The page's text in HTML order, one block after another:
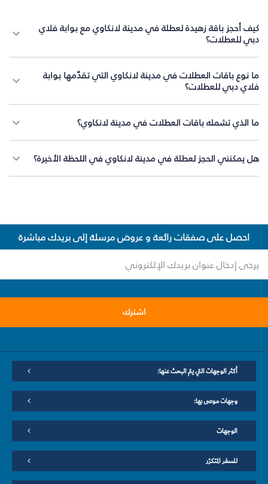
كيف أحجز باقة زهيدة لعطلة في مدينة لانكاوي مع بوابة فلاي
دبي للعطلات؟
ما نوع باقات العطلات في مدينة لانكاوي التي تقدّمها بوابة
فلاي دبي للعطلات؟
ما الذي تشمله باقات العطلات في مدينة لانكاوي؟
هل يمكنني الحجز لعطلة في مدينة لانكاوي في اللحظة الأخيرة؟
احصل على صفقات رائعة و عروض مرسلة إلى بريدك مباشرة
اشترك
أكثر الوجهات التي يتم البحث عنها:
وجهات موصى بها:
الوجهات
للسفر المتكرّر